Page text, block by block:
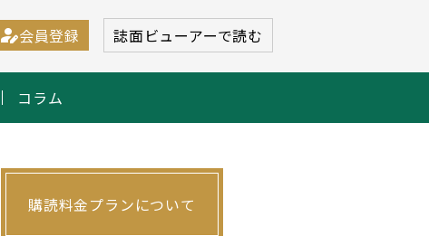
person_edit会員登録 誌面ビューアーで読む
コラム
購読料金プランについて